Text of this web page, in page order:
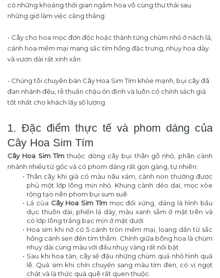
có những khoảng thời gian ngắm hoa vô cùng thư thái sau
những giờ làm việc căng thẳng.
- Cây cho hoa mọc đơn độc hoặc thành từng chùm nhỏ ở nách lá,
cánh hoa mềm mại mang sắc tím hồng đặc trưng, nhụy hoa dày
và vươn dài rất xinh xắn.
- Chúng tôi chuyên bán Cây Hoa Sim Tím khỏe mạnh, bụi cây đã
đan nhánh đều, rễ thuần chậu ổn định và luôn có chính sách giá
tốt nhất cho khách lấy số lượng.
1. Đặc điểm thực tế và phom dáng của
Cây Hoa Sim Tím
Cây Hoa Sim Tím thuộc dòng cây bụi thân gỗ nhỏ, phân cành
nhánh nhiều từ gốc và có phom dáng rất gọn gàng, tự nhiên:
Thân cây khi già có màu nâu xám, cành non thường được
phủ một lớp lông mịn nhỏ. Khung cành dẻo dai, mọc xòe
rộng tạo nên phom bụi sum suê.
Lá của Cây Hoa Sim Tímmọc đối xứng, dáng lá hình bầu
dục thuôn dài, phiến lá dày, màu xanh sẫm ở mặt trên và
có lớp lông trắng bạc mịn ở mặt dưới.
Hoa sim khi nở có 5 cánh tròn mềm mại, loang dần từ sắc
hồng cánh sen đến tím thẫm. Chính giữa bông hoa là chùm
nhụy dài cùng màu với đầu nhụy vàng rất nổi bật.
Sau khi hoa tàn, cây sẽ đậu những chùm quả nhỏ hình quả
lê. Quả sim khi chín chuyển sang màu tím đen, có vị ngọt
chát và là thức quà quê rất quen thuộc.